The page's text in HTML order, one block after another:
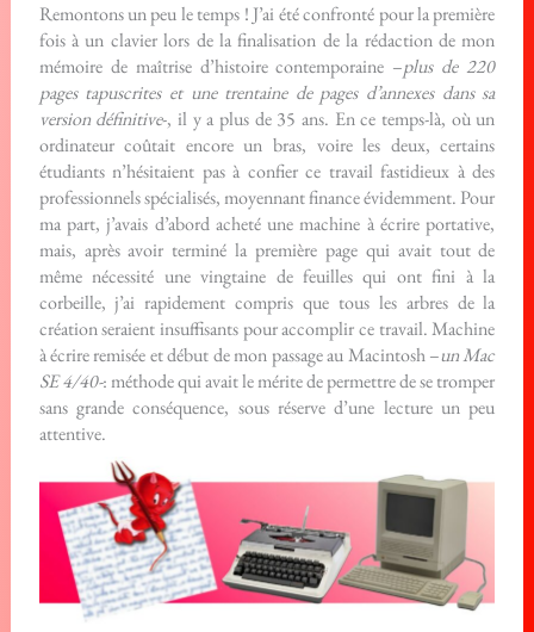
Remontons un peu le temps ! J’ai été confronté pour la première
fois à un clavier lors de la finalisation de la rédaction de mon
mémoire de maîtrise d’histoire contemporaine –plus de 220
pages tapuscrites et une trentaine de pages d’annexes dans sa
version définitive-, il y a plus de 35 ans. En ce temps-là, où un
ordinateur coûtait encore un bras, voire les deux, certains
étudiants n’hésitaient pas à confier ce travail fastidieux à des
professionnels spécialisés, moyennant finance évidemment. Pour
ma part, j’avais d’abord acheté une machine à écrire portative,
mais, après avoir terminé la première page qui avait tout de
même nécessité une vingtaine de feuilles qui ont fini à la
corbeille, j’ai rapidement compris que tous les arbres de la
création seraient insuffisants pour accomplir ce travail. Machine
à écrire remisée et début de mon passage au Macintosh –un Mac
SE 4/40-: méthode qui avait le mérite de permettre de se tromper
sans grande conséquence, sous réserve d’une lecture un peu
attentive.